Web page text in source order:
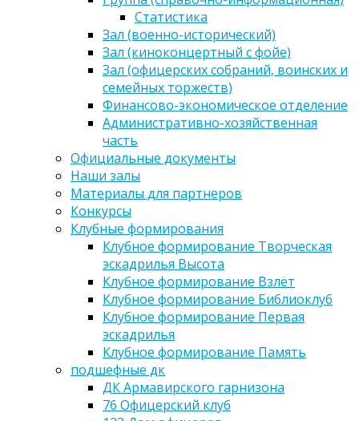
Статистика
Зал (военно-исторический)
Зал (киноконцертный с фойе)
Зал (офицерских собраний, воинских и
семейных торжеств)
Финансово-экономическое отделение
Административно-хозяйственная
часть
Официальные документы
Наши залы
Материалы для партнеров
Конкурсы
Клубные формирования
Клубное формирование Творческая
эскадрилья Высота
Клубное формирование Взлёт
Клубное формирование Библиоклуб
Клубное формирование Первая
эскадрилья
Клубное формирование Память
подшефные дк
ДК Армавирского гарнизона
76 Офицерский клуб